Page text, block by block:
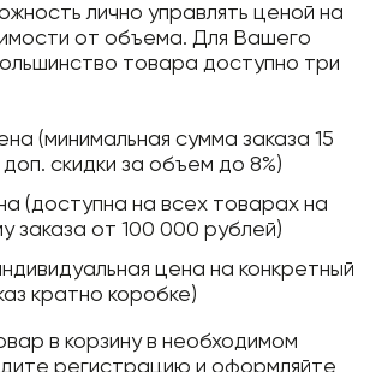
лично управлять ценой на
от объема. Для Вашего
товара доступно три
(минимальная сумма заказа 15
скидки за объем до 8%)
(доступна на всех товарах на
заказа от 100 000 рублей)
цена на конкретный
кратно коробке)
в корзину в необходимом
регистрацию и оформляйте